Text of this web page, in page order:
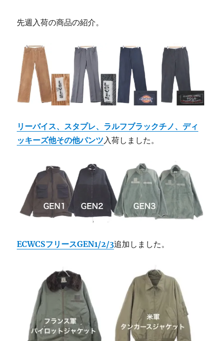
先週入荷の商品の紹介。
リーバイス、スタプレ、ラルフブラックチノ、ディ
ッキーズ他その他パンツ入荷しました。
ECWCSフリースGEN1/2/3追加しました。